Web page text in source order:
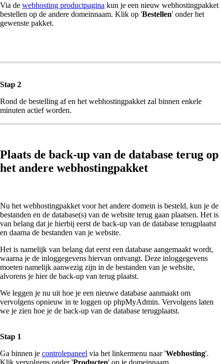
Via de webhosting productpagina kun je een nieuw webhostingpakket
bestellen op de andere domeinnaam. Klik op 'Bestellen' onder het
gewenste pakket.
Stap 2
Rond de bestelling af en het webhostingpakket zal binnen enkele
minuten actief worden.
Plaats de back-up van de database terug op
het andere webhostingpakket
Nu het webhostingpakket voor het andere domein is besteld, kun je de
bestanden en de database(s) van de website terug gaan plaatsen. Het is
van belang dat je hierbij eerst de back-up van de database terugplaatst
en daarna de bestanden van je website.
Het is namelijk van belang dat eerst een database aangemaakt wordt,
waarna je de inloggegevens hiervan ontvangt. Deze inloggegevens
moeten namelijk aanwezig zijn in de bestanden van je website,
alvorens je hier de back-up van terug plaatst.
We leggen je nu uit hoe je een nieuwe database aanmaakt om
vervolgens opnieuw in te loggen op phpMyAdmin. Vervolgens laten
we je zien hoe je de back-up van de database terugplaatst.
Stap 1
Ga binnen je controlepaneel via het linkermenu naar 'Webhosting'.
Klik vervolgens onder 'Producten' op je domeinnaam.